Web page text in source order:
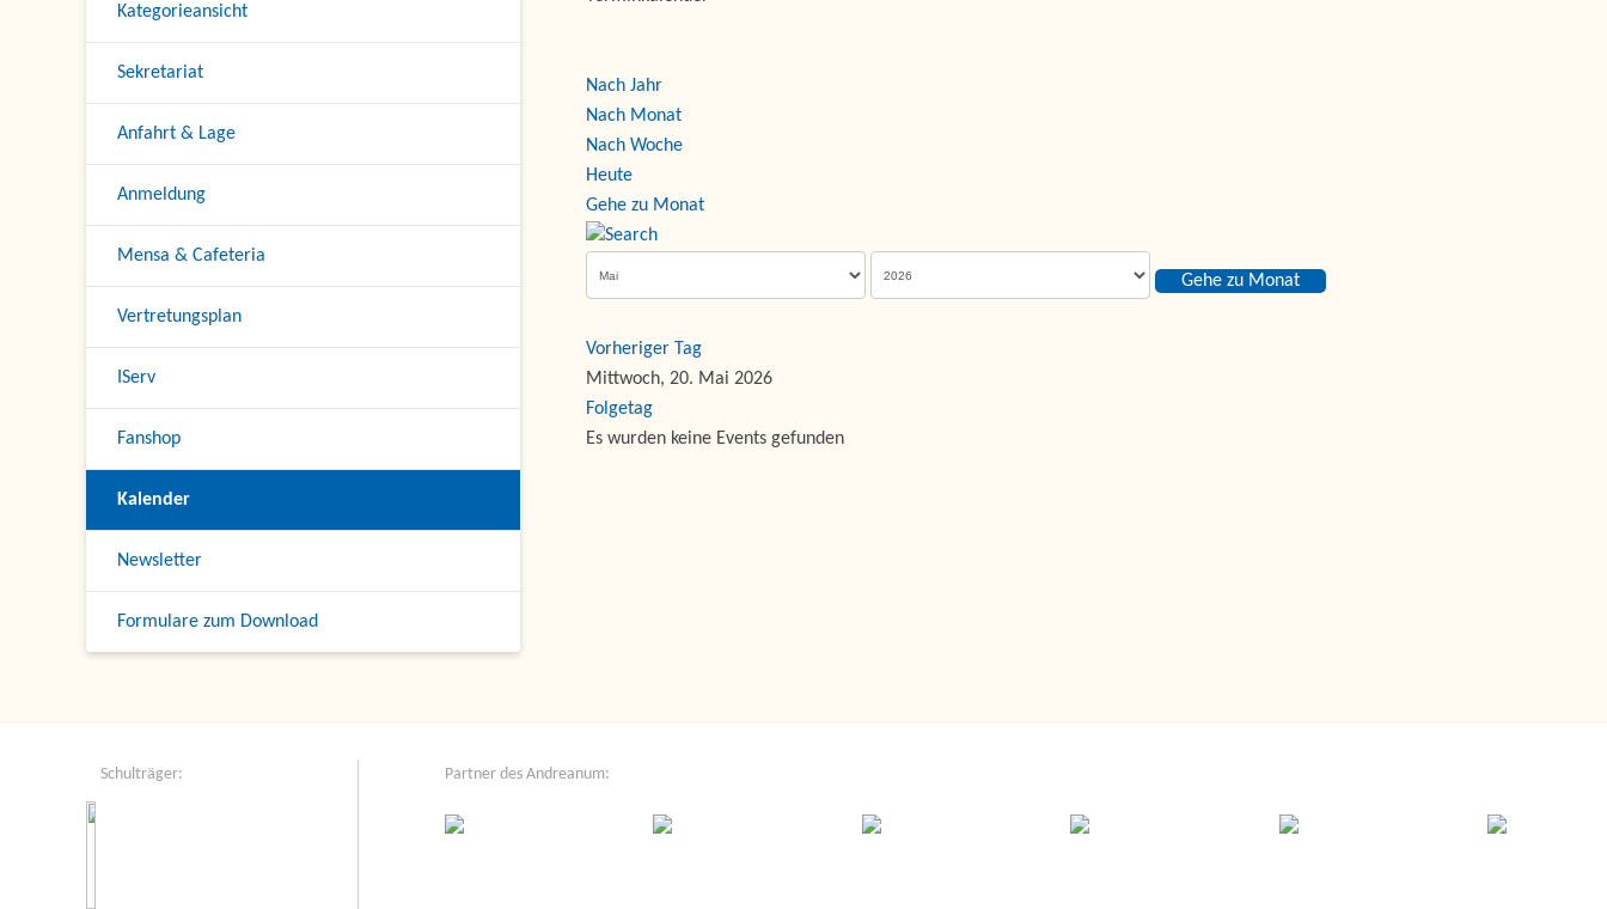
Kategorieansicht
Sekretariat
Anfahrt & Lage
Anmeldung
Mensa & Cafeteria
Vertretungsplan
IServ
Fanshop
Kalender
Newsletter
Formulare zum Download
Nach Jahr
Nach Monat
Nach Woche
Heute
Gehe zu Monat
Gehe zu Monat
Vorheriger Tag
Mittwoch, 20. Mai 2026
Folgetag
Es wurden keine Events gefunden
Schulträger: Partner des Andreanum: